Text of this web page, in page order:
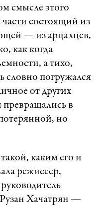
смысле этого
состоящий из
— из арцахцев,
как когда
а тихо,
погружался
от других
в
но
каким его и
режиссер,
Рузан Хачатрян —